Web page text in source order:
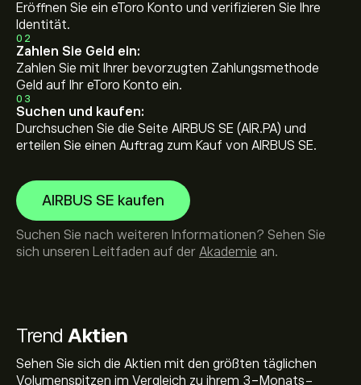
Trend Aktien
Sehen Sie sich die Aktien mit den größten täglichen
Volumenspitzen im Vergleich zu ihrem 3-Monats-
Eröffnen Sie ein eToro Konto und verifizieren Sie Ihre
Identität.
02
Zahlen Sie Geld ein:
Zahlen Sie mit Ihrer bevorzugten Zahlungsmethode
Geld auf Ihr eToro Konto ein.
03
Suchen und kaufen:
Durchsuchen Sie die Seite AIRBUS SE (AIR.PA) und
erteilen Sie einen Auftrag zum Kauf von AIRBUS SE.
AIRBUS SE kaufen
Suchen Sie nach weiteren Informationen? Sehen Sie
sich unseren Leitfaden auf der Akademie an.